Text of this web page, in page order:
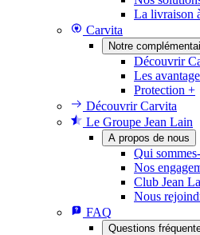
La livraison
Carvita
Notre
Découvrir
Les
Protection +
Découvrir Carvita
Le Groupe Jean Lain
A propos de nous
Qui
Nos
Club Jean
Nous
FAQ
Questions